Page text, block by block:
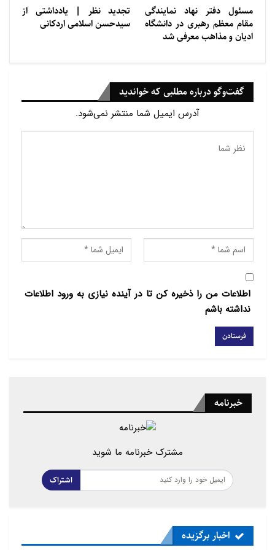
مسئول دفتر نهاد نمایندگی
مقام معظم رهبری در دانشگاه
ادیان و مذاهب معرفی شد
تجديد ‌‌نظر | یادداشتی از
سيدحسن اسلامی اردكانی
گفت‌وگو درباره مطلبی که خواندید
آدرس ایمیل شما منتشر نمی‌شود.
اطلاعات من را ذخیره کن تا در آینده نیازی به ورود اطلاعات
نداشته باشم
خبرنامه
مشترک خبرنامه ما شوید
اشتراک
اخبار برگزیده